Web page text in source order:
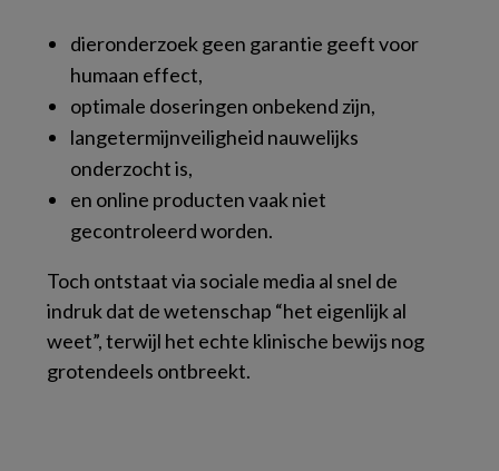
dieronderzoek geen garantie geeft voor
humaan effect,
optimale doseringen onbekend zijn,
langetermijnveiligheid nauwelijks
onderzocht is,
en online producten vaak niet
gecontroleerd worden.
Toch ontstaat via sociale media al snel de
indruk dat de wetenschap “het eigenlijk al
weet”, terwijl het echte klinische bewijs nog
grotendeels ontbreekt.